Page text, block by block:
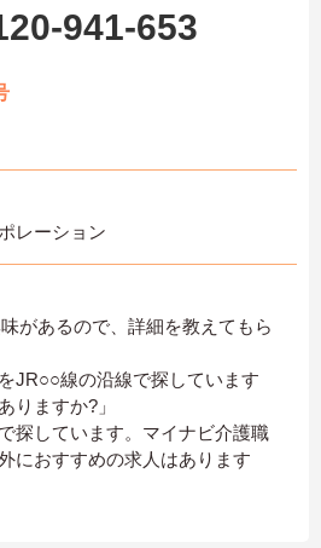
941-653
レーション
味があるので、詳細を教えてもら
JR○○線の沿線で探しています
りますか?」
探しています。マイナビ介護職
におすすめの求人はあります